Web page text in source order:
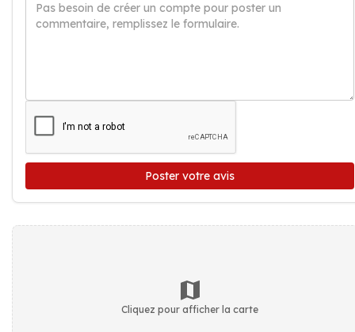
Poster votre avis
Cliquez pour afficher la carte